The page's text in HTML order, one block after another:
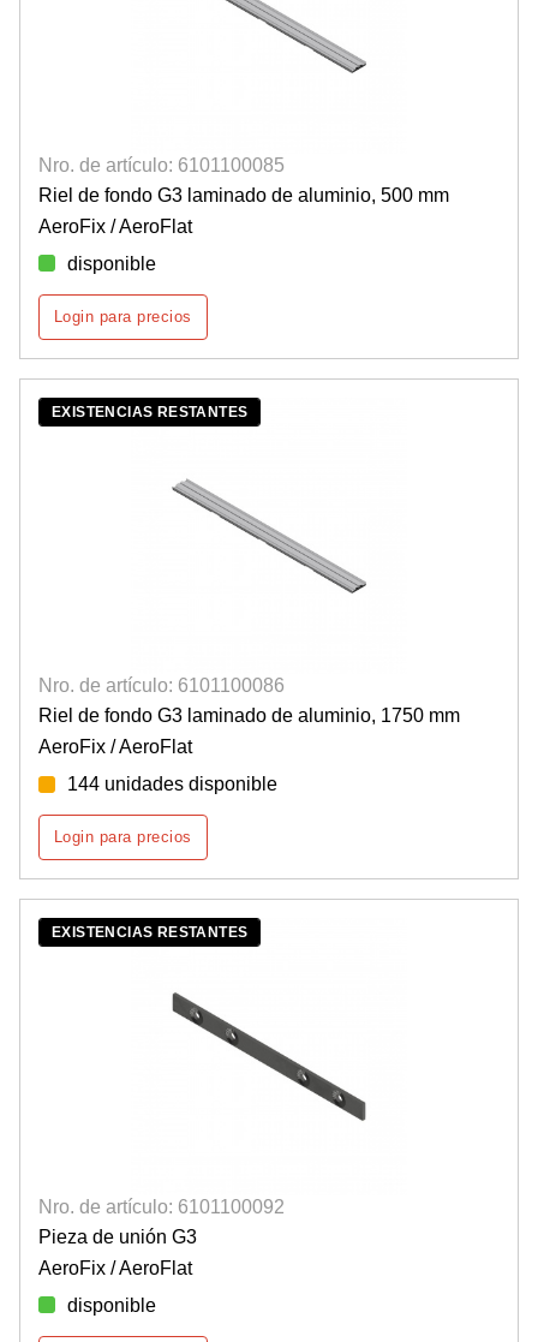
Nro. de artículo: 6101100085
Riel de fondo G3 laminado de aluminio, 500 mm
AeroFix / AeroFlat
disponible
Login para precios
EXISTENCIAS RESTANTES
Nro. de artículo: 6101100086
Riel de fondo G3 laminado de aluminio, 1750 mm
AeroFix / AeroFlat
144 unidades disponible
Login para precios
EXISTENCIAS RESTANTES
Nro. de artículo: 6101100092
Pieza de unión G3
AeroFix / AeroFlat
disponible